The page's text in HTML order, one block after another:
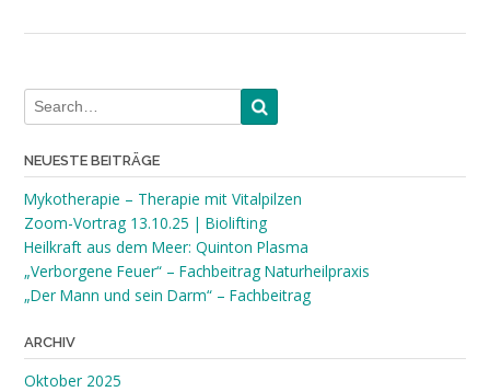
NEUESTE BEITRÄGE
Mykotherapie – Therapie mit Vitalpilzen
Zoom-Vortrag 13.10.25 | Biolifting
Heilkraft aus dem Meer: Quinton Plasma
„Verborgene Feuer“ – Fachbeitrag Naturheilpraxis
„Der Mann und sein Darm“ – Fachbeitrag
ARCHIV
Oktober 2025